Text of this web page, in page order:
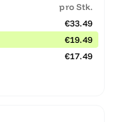
pro Stk.
€33.49
€19.49
€17.49